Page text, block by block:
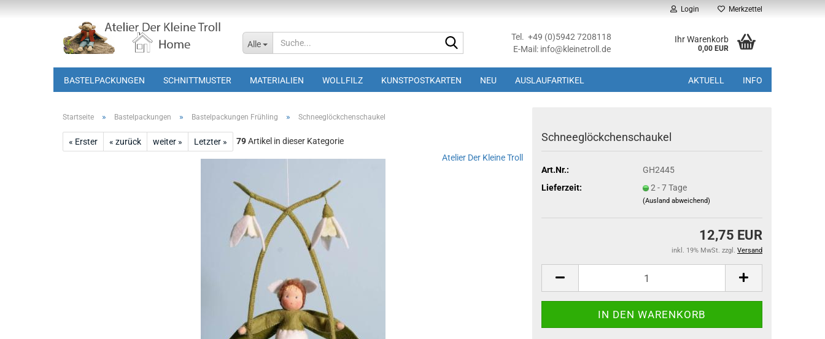
Login Merkzettel
Alle
Tel. +49 (0)5942 7208118
E-Mail: info@kleinetroll.de
Ihr Warenkorb
0,00 EUR
BASTELPACKUNGEN SCHNITTMUSTER MATERIALIEN WOLLFILZ KUNSTPOSTKARTEN NEU AUSLAUFARTIKEL AKTUELL INFO
Startseite » Bastelpackungen » Bastelpackungen Frühling » Schneeglöckchenschaukel
« Erster « zurück weiter » Letzter » 79Artikel in dieser Kategorie
Atelier Der Kleine Troll
Schneeglöckchenschaukel
Art.Nr.:
GH2445
Lieferzeit:
2 - 7 Tage
(Ausland abweichend)
12,75 EUR
inkl. 19% MwSt. zzgl. Versand